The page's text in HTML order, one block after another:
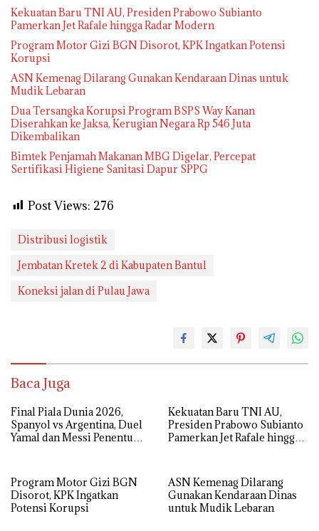
Kekuatan Baru TNI AU, Presiden Prabowo Subianto
Pamerkan Jet Rafale hingga Radar Modern
Program Motor Gizi BGN Disorot, KPK Ingatkan Potensi
Korupsi
ASN Kemenag Dilarang Gunakan Kendaraan Dinas untuk
Mudik Lebaran
Dua Tersangka Korupsi Program BSPS Way Kanan
Diserahkan ke Jaksa, Kerugian Negara Rp 546 Juta
Dikembalikan
Bimtek Penjamah Makanan MBG Digelar, Percepat
Sertifikasi Higiene Sanitasi Dapur SPPG
Post Views: 276
Distribusi logistik
Jembatan Kretek 2 di Kabupaten Bantul
Koneksi jalan di Pulau Jawa
Baca Juga
Final Piala Dunia 2026,
Spanyol vs Argentina, Duel
Yamal dan Messi Penentu
Kekuatan Baru TNI AU,
Presiden Prabowo Subianto
Pamerkan Jet Rafale hingga
Program Motor Gizi BGN
Disorot, KPK Ingatkan
Potensi Korupsi
ASN Kemenag Dilarang
Gunakan Kendaraan Dinas
untuk Mudik Lebaran